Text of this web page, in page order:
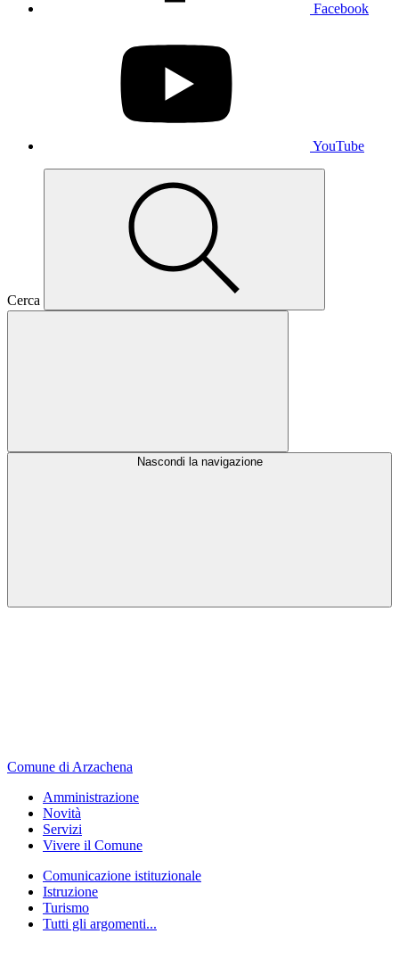
Facebook
YouTube
Cerca
Nascondi la navigazione
Comune di Arzachena
Amministrazione
Novità
Servizi
Vivere il Comune
Comunicazione istituzionale
Istruzione
Turismo
Tutti gli argomenti...